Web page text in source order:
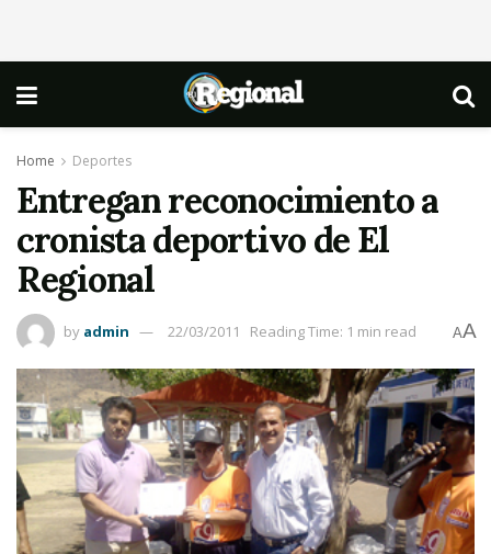
Home Deportes
Entregan reconocimiento a
cronista deportivo de El
Regional
by admin 22/03/2011 Reading Time: 1 min read AA